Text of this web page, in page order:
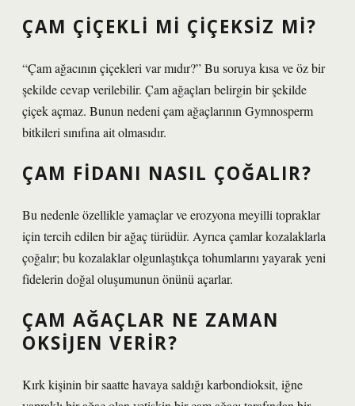
ÇAM ÇIÇEKLI MI ÇIÇEKSIZ MI?
“Çam ağacının çiçekleri var mıdır?” Bu soruya kısa ve öz bir
şekilde cevap verilebilir. Çam ağaçları belirgin bir şekilde
çiçek açmaz. Bunun nedeni çam ağaçlarının Gymnosperm
bitkileri sınıfına ait olmasıdır.
ÇAM FIDANI NASIL ÇOĞALIR?
Bu nedenle özellikle yamaçlar ve erozyona meyilli topraklar
için tercih edilen bir ağaç türüdür. Ayrıca çamlar kozalaklarla
çoğalır; bu kozalaklar olgunlaştıkça tohumlarını yayarak yeni
fidelerin doğal oluşumunun önünü açarlar.
ÇAM AĞAÇLAR NE ZAMAN
OKSIJEN VERIR?
Kırk kişinin bir saatte havaya saldığı karbondioksit, iğne